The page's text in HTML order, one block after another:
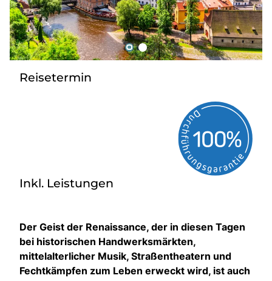
Kontakt
Reisetermin
Inkl. Leistungen
Der Geist der Renaissance, der in diesen Tagen
bei historischen Handwerksmärkten,
mittelalterlicher Musik, Straßentheatern und
Fechtkämpfen zum Leben erweckt wird, ist auch